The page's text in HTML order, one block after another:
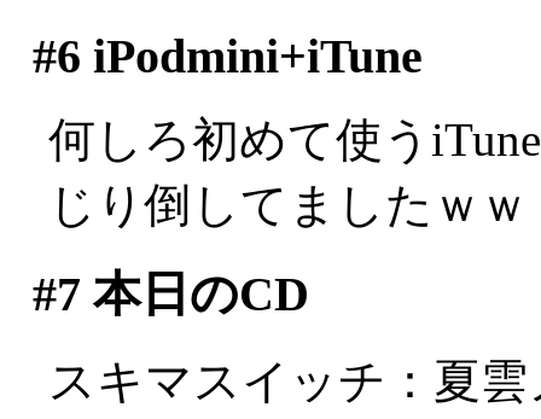
#6 iPodmini+iTune
何しろ初めて使う
じり倒してましたｗｗ
#7 本日のCD
スキマスイッチ：夏